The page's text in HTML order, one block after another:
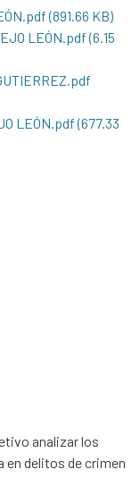
(891.66 KB)
LEÓN.pdf(6.15
LEÓN.pdf(677.33
analizar los
delitos de crimen